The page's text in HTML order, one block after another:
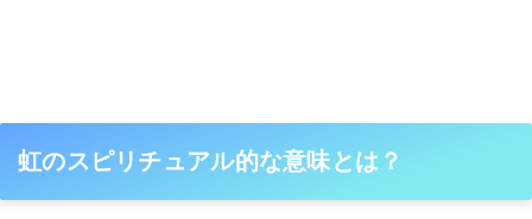
虹のスピリチュアル的な意味とは？